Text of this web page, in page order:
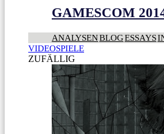
GAMESCOM
ANALYSENBLOGESSAYS
VIDEOSPIELE
ZUFÄLLIG